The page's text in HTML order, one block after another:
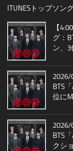
ITUNESトップソン
【
グ：
ン、3
2026/
BTS
位に
2026/
BTS
クシ